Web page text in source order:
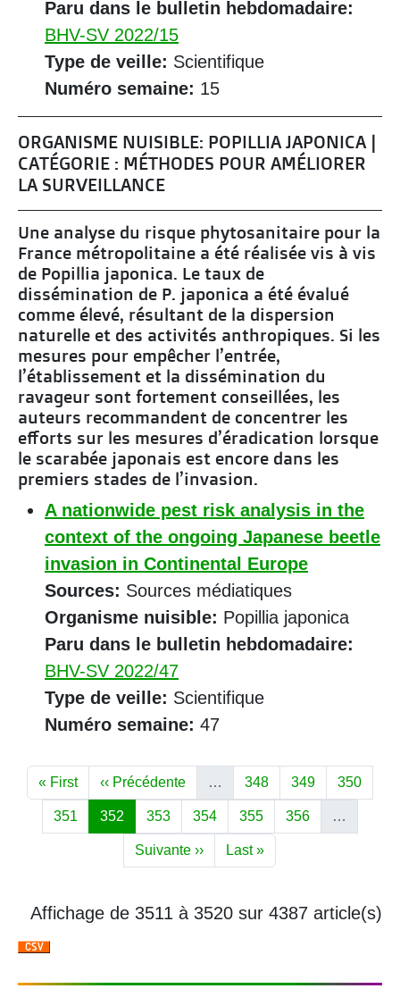
Paru dans le bulletin hebdomadaire:
BHV-SV 2022/15
Type de veille: Scientifique
Numéro semaine: 15
ORGANISME NUISIBLE: POPILLIA JAPONICA |
CATÉGORIE : MÉTHODES POUR AMÉLIORER
LA SURVEILLANCE
Une analyse du risque phytosanitaire pour la
France métropolitaine a été réalisée vis à vis
de Popillia japonica. Le taux de
dissémination de P. japonica a été évalué
comme élevé, résultant de la dispersion
naturelle et des activités anthropiques. Si les
mesures pour empêcher l’entrée,
l’établissement et la dissémination du
ravageur sont fortement conseillées, les
auteurs recommandent de concentrer les
efforts sur les mesures d’éradication lorsque
le scarabée japonais est encore dans les
premiers stades de l’invasion.
A nationwide pest risk analysis in the
context of the ongoing Japanese beetle
invasion in Continental Europe
Sources: Sources médiatiques
Organisme nuisible: Popillia japonica
Paru dans le bulletin hebdomadaire:
BHV-SV 2022/47
Type de veille: Scientifique
Numéro semaine: 47
PAGINATION
Première page
« First Page précédente
‹‹ Précédente … Page
348 Page
349 Page
350
Page
351 Page
352 Page
353 Page
354 Page
355 Page
356 …
Page suivante
Suivante ›› Dernière page
Last »
Affichage de 3511 à 3520 sur 4387 article(s)